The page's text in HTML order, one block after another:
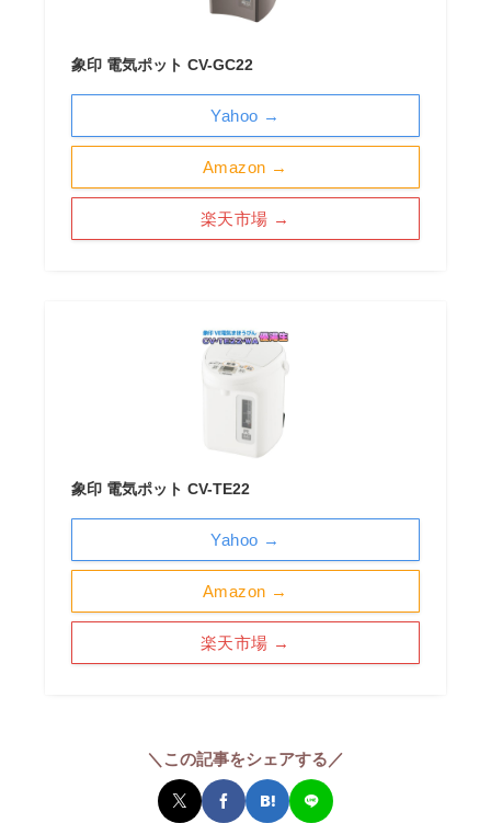
象印 電気ポット CV-GC22
Amazon →
楽天市場 →
Yahoo →
象印 電気ポット CV-TE22
Amazon →
楽天市場 →
Yahoo →
＼この記事をシェアする／